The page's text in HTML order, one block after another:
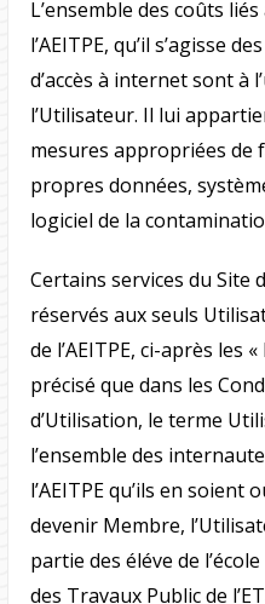
L’ensemble des coûts liés
l’AEITPE, qu’il s’agisse
d’accès à internet sont à
l’Utilisateur. Il lui
mesures appropriées de
propres données,
logiciel de la
Certains services du Site
réservés aux seuls
de l’AEITPE, ci-après les
précisé que dans les
d’Utilisation, le terme
l’ensemble des
l’AEITPE qu’ils en
devenir Membre,
partie des éléve de
des Travaux Public de